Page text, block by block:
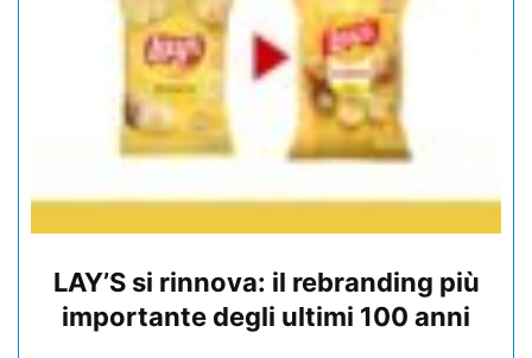
LAY’S si rinnova: il rebranding più
importante degli ultimi 100 anni